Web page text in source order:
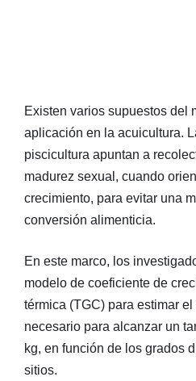
Existen varios supuestos del
aplicación en la acuicultura.
piscicultura apuntan a
madurez sexual, cuando
crecimiento, para evitar una
conversión alimenticia.
En este marco, los
modelo de coeficiente de
térmica (TGC) para estimar
necesario para alcanzar un
kg, en función de los grados
sitios.